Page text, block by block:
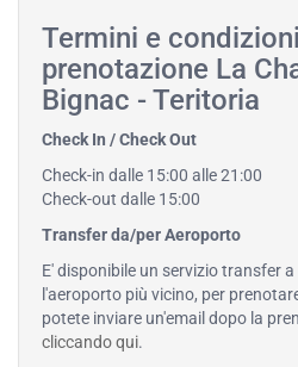
Termini e
prenotazione La
Bignac - Teritoria
Check In / Check Out
Check-in dalle 15:00 alle 21:00
Check-out dalle 15:00
Transfer da/per Aeroporto
E' disponibile un servizio transfer
l'aeroporto più vicino, per
potete inviare un'email dopo la
cliccando qui.